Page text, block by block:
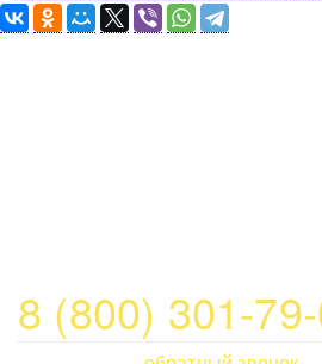
8 (800) 301-